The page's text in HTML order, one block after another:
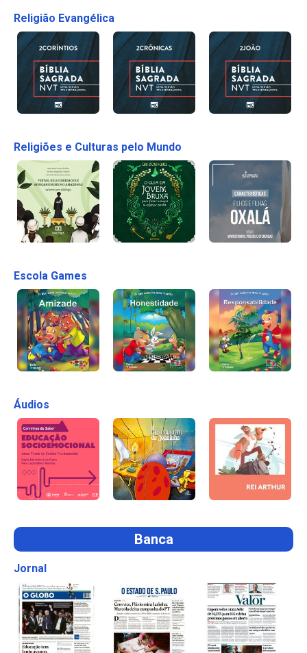
Religião Evangélica
Religiões e Culturas pelo Mundo
Escola Games
Áudios
Banca
Jornal